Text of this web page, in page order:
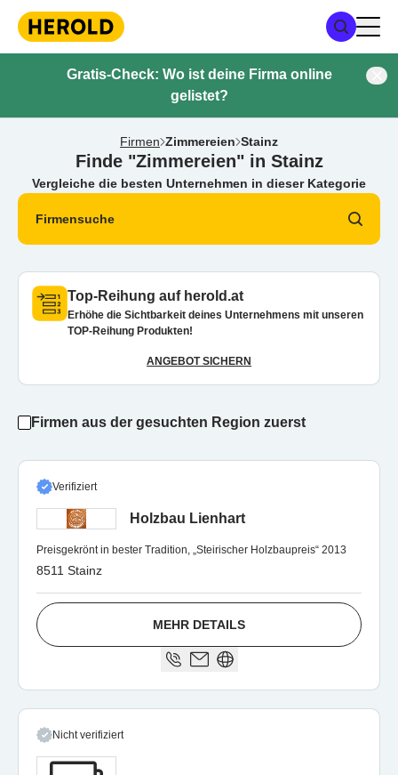
Gratis-Check: Wo ist deine Firma online
gelistet?
Firmen Zimmereien Stainz
Finde "Zimmereien" in Stainz
Vergleiche die besten Unternehmen in dieser Kategorie
Firmensuche
Top-Reihung auf herold.at
Erhöhe die Sichtbarkeit deines Unternehmens mit unseren
TOP-Reihung Produkten!
ANGEBOT SICHERN
Firmen aus der gesuchten Region zuerst
Verifiziert
Holzbau Lienhart
Preisgekrönt in bester Tradition, „Steirischer Holzbaupreis“ 2013
8511 Stainz
MEHR DETAILS
Nicht verifiziert